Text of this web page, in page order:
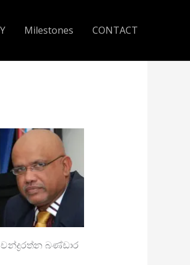
Milestones CONTACT
චන්ද්‍රරත්න බණ්ඩාර